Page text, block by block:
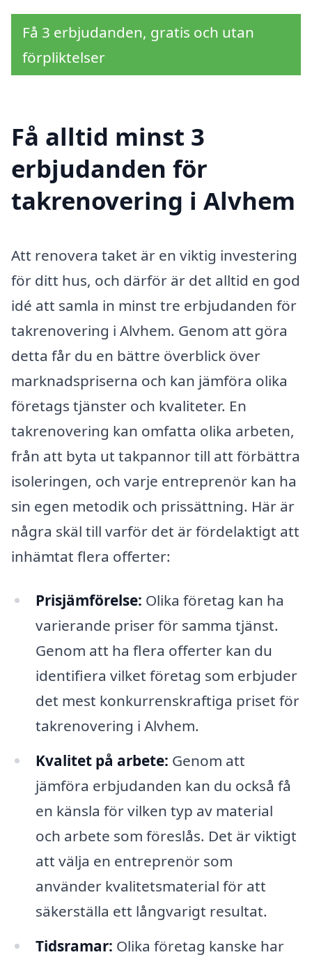
Få 3 erbjudanden, gratis och utan
förpliktelser
Få alltid minst 3
erbjudanden för
takrenovering i Alvhem
Att renovera taket är en viktig investering
för ditt hus, och därför är det alltid en god
idé att samla in minst tre erbjudanden för
takrenovering i Alvhem. Genom att göra
detta får du en bättre överblick över
marknadspriserna och kan jämföra olika
företags tjänster och kvaliteter. En
takrenovering kan omfatta olika arbeten,
från att byta ut takpannor till att förbättra
isoleringen, och varje entreprenör kan ha
sin egen metodik och prissättning. Här är
några skäl till varför det är fördelaktigt att
inhämtat flera offerter:
Prisjämförelse: Olika företag kan ha
varierande priser för samma tjänst.
Genom att ha flera offerter kan du
identifiera vilket företag som erbjuder
det mest konkurrenskraftiga priset för
takrenovering i Alvhem.
Kvalitet på arbete: Genom att
jämföra erbjudanden kan du också få
en känsla för vilken typ av material
och arbete som föreslås. Det är viktigt
att välja en entreprenör som
använder kvalitetsmaterial för att
säkerställa ett långvarigt resultat.
Tidsramar: Olika företag kanske har